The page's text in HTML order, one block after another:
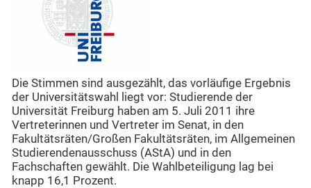
Die Stimmen sind ausgezählt, das vorläufige Ergebnis
der Universitätswahl liegt vor: Studierende der
Universität Freiburg haben am 5. Juli 2011 ihre
Vertreterinnen und Vertreter im Senat, in den
Fakultätsräten/Großen Fakultätsräten, im Allgemeinen
Studierendenausschuss (AStA) und in den
Fachschaften gewählt. Die Wahlbeteiligung lag bei
knapp 16,1 Prozent.